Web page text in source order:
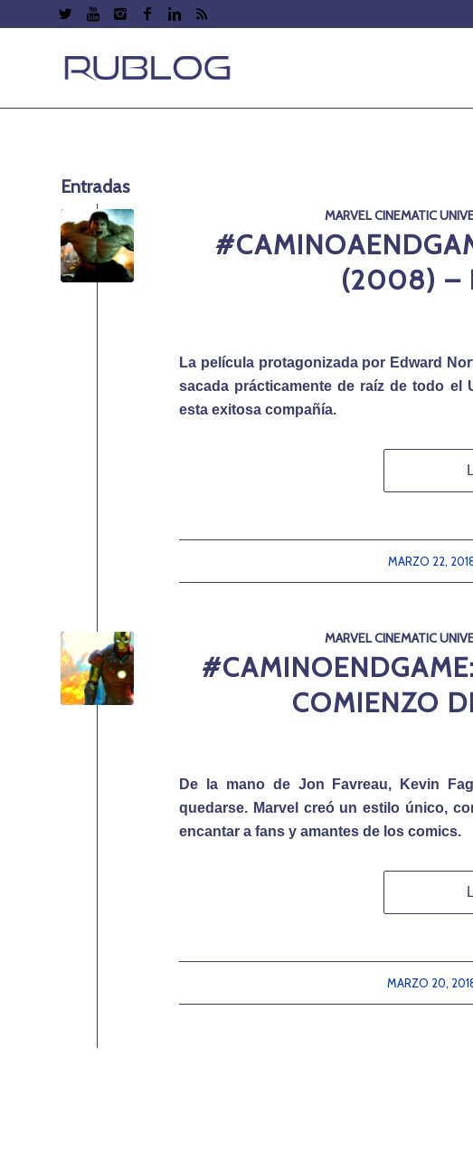
Entradas
MARVEL CINEMATIC
(2008) –
La película protagonizada por Edward
sacada prácticamente de raíz de todo el
esta exitosa compañía.
MARZO 22,
/
MARVEL CINEMATIC
COMIENZO
De la mano de Jon Favreau, Kevin
quedarse. Marvel creó un estilo único,
encantar a fans y amantes de los comics.
MARZO 20,
/